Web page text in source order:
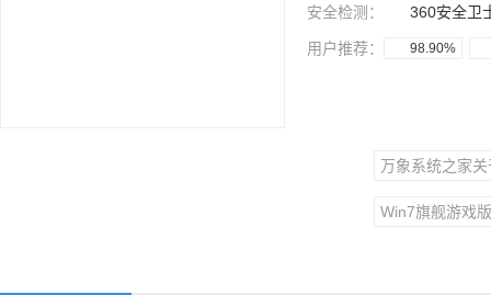
安全检测： 360安全卫
用户推荐： 98.90%
万象系统之家
Win7旗舰游戏